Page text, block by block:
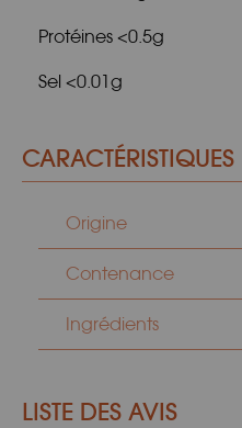
Protéines <0.5g
Sel <0.01g
CARACTÉRISTIQUES
Origine
Contenance
Ingrédients
LISTE DES AVIS